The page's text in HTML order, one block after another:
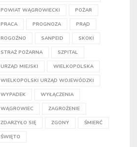
POWIAT WĄGROWIECKI POŻAR
PRACA PROGNOZA PRĄD
ROGOŹNO SANPEID SKOKI
STRAŻ POŻARNA SZPITAL
URZĄD MIEJSKI WIELKOPOLSKA
WIELKOPOLSKI URZĄD WOJEWÓDZKI
WYPADEK WYŁĄCZENIA
WĄGROWIEC ZAGROŻENIE
ZDARZYŁO SIĘ ZGONY ŚMIERĆ
ŚWIĘTO